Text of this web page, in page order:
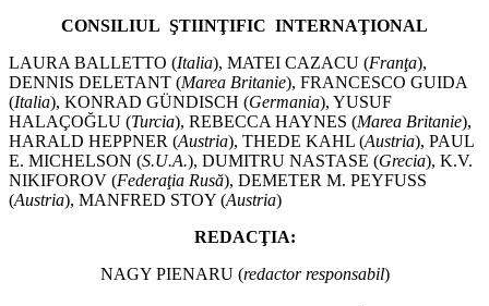
CONSILIUL ŞTIINŢIFIC INTERNAŢIONAL
LAURA BALLETTO (Italia), MATEI CAZACU (Franţa),
DENNIS DELETANT (Marea Britanie), FRANCESCO GUIDA
(Italia), KONRAD GÜNDISCH (Germania), YUSUF
HALAÇOĞLU (Turcia), REBECCA HAYNES (Marea Britanie),
HARALD HEPPNER (Austria), THEDE KAHL (Austria), PAUL
E. MICHELSON (S.U.A.), DUMITRU NASTASE (Grecia), K.V.
NIKIFOROV (Federaţia Rusă), DEMETER M. PEYFUSS
(Austria), MANFRED STOY (Austria)
REDACŢIA:
NAGY PIENARU (redactor responsabil)